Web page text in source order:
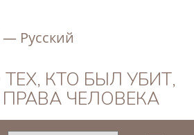
—
КТО БЫЛ УБИТ,
ЧЕЛОВЕКА